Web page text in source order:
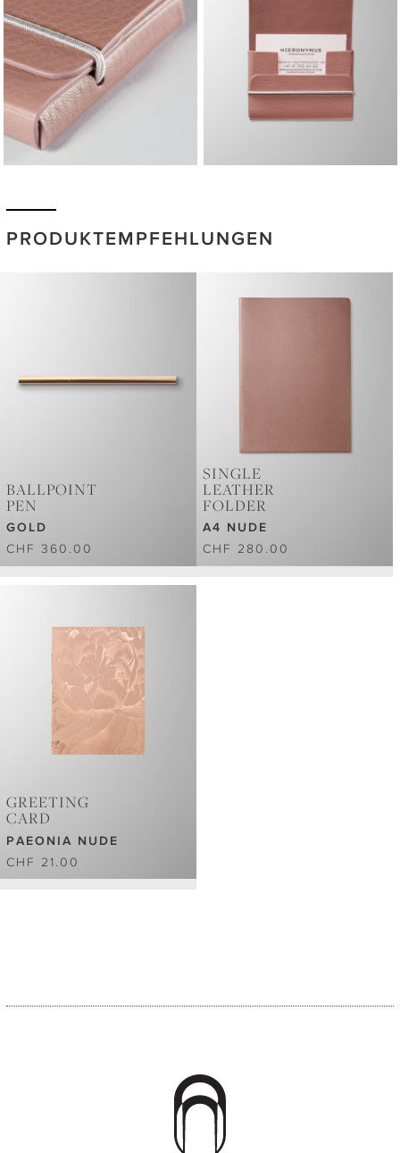
PRODUKTEMPFEHLUNGEN
BALLPOINT
PEN
GOLD
CHF 360.00
SINGLE
LEATHER
FOLDER
A4 NUDE
CHF 280.00
GREETING
CARD
PAEONIA NUDE
CHF 21.00